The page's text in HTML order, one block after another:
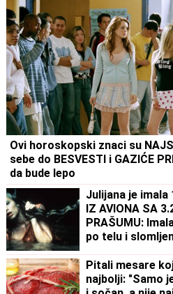
Ovi horoskopski znaci su
sebe do BESVESTI i GAZIĆE
da bude lepo
Julijana je imala
IZ AVIONA SA
PRAŠUMU:
po telu i
preda
Pitali mesare
najbolji: "Samo